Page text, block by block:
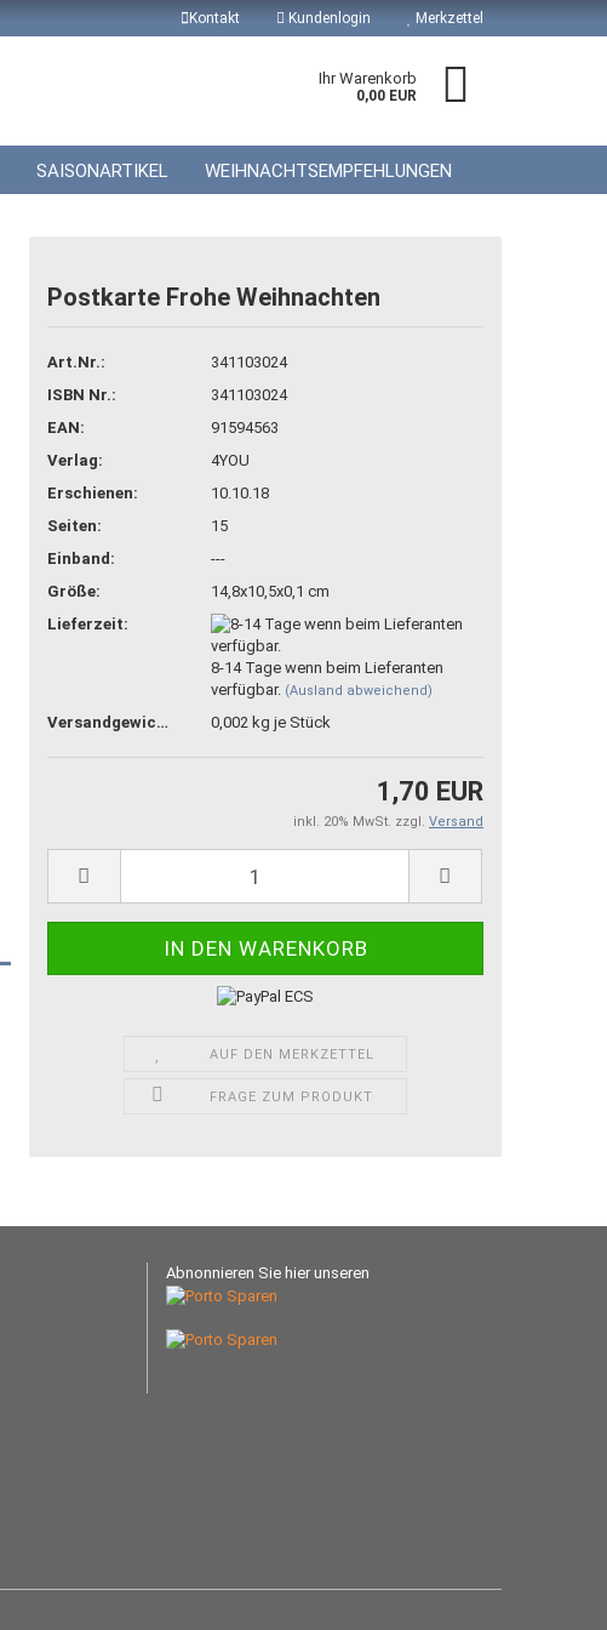
Kontakt Kundenlogin
Konto erstellen
Passwort vergessen?
Merkzettel
Ihr Warenkorb
0,00 EUR
SAISONARTIKEL WEIHNACHTSEMPFEHLUNGEN
Postkarte Frohe Weihnachten
Art.Nr.:
341103024
ISBN Nr.:
341103024
EAN:
91594563
Verlag:
4YOU
Erschienen:
10.10.18
Seiten:
15
Einband:
---
Größe:
14,8x10,5x0,1 cm
Lieferzeit:
8-14 Tage wenn beim Lieferanten
verfügbar. (Ausland abweichend)
Versandgewicht: 0,002 kg je Stück
1,70 EUR
inkl. 20% MwSt. zzgl. Versand
AUF DEN MERKZETTEL
FRAGE ZUM PRODUKT
Abnonnieren Sie hier unseren